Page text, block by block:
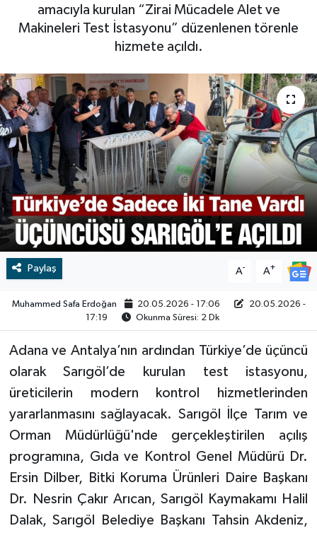
amacıyla kurulan “Zirai Mücadele Alet ve
Makineleri Test İstasyonu” düzenlenen törenle
hizmete açıldı.
Paylaş A- A+
Muhammed Safa Erdoğan 20.05.2026 - 17:06
20.05.2026 -
17:19
Okunma Süresi: 2 Dk
Adana ve Antalya’nın ardından Türkiye’de üçüncü
olarak Sarıgöl’de kurulan test istasyonu,
üreticilerin modern kontrol hizmetlerinden
yararlanmasını sağlayacak. Sarıgöl İlçe Tarım ve
Orman Müdürlüğü'nde gerçekleştirilen açılış
programına, Gıda ve Kontrol Genel Müdürü Dr.
Ersin Dilber, Bitki Koruma Ürünleri Daire Başkanı
Dr. Nesrin Çakır Arıcan, Sarıgöl Kaymakamı Halil
Dalak, Sarıgöl Belediye Başkanı Tahsin Akdeniz,
RESMİ İLAN
BİLİM VE TEKNOLOJİ
RESMİ İLAN
Tarih
Çevre
Dünya
İletişim
Künye
SPOR
Video